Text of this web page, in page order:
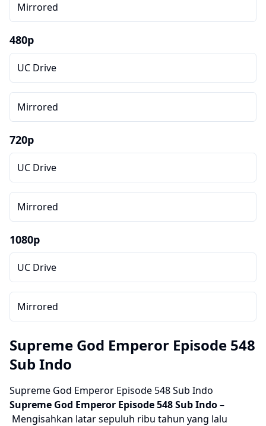
Mirrored
480p
UC Drive
Mirrored
720p
UC Drive
Mirrored
1080p
UC Drive
Mirrored
Supreme God Emperor Episode 548
Sub Indo
Supreme God Emperor Episode 548 Sub Indo
Supreme God Emperor Episode 548 Sub Indo–
Mengisahkan latar sepuluh ribu tahun yang lalu